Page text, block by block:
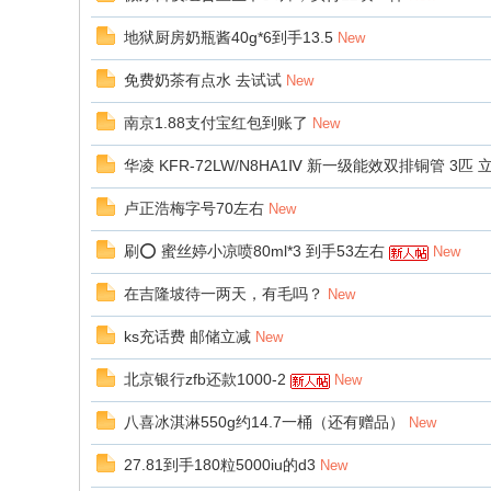
地狱厨房奶瓶酱40g*6到手13.5 New
免费奶茶有点水 去试试 New
南京1.88支付宝红包到账了 New
华凌 KFR-72LW/N8HA1Ⅳ 新一级能效双排铜管 3匹
卢正浩梅字号70左右 New
刷⭕️ 蜜丝婷小凉喷80ml*3 到手53左右 New
在吉隆坡待一两天，有毛吗？ New
ks充话费 邮储立减 New
北京银行zfb还款1000-2 New
八喜冰淇淋550g约14.7一桶（还有赠品） New
27.81到手180粒5000iu的d3 New